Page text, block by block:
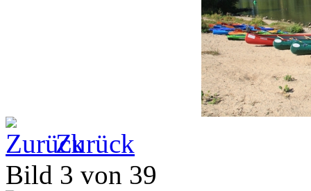
Zurück
Bild 3 von 39